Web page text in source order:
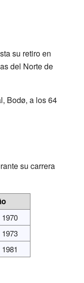
su retiro en
del Norte de
Bodø, a los 64
su carrera
1970
1973